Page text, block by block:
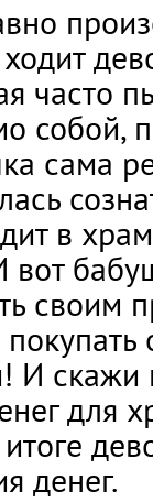
часто
собой,
сама
в
вот
своим
И скажи
для
денег.